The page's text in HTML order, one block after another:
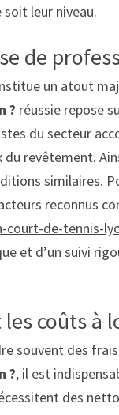
soit leur niveau.
de
un atout
? réussie repose
du secteur
revêtement.
similaires.
reconnus
court-de-tennis-
et d’un suivi
coûts à
souvent des
?, il est
des